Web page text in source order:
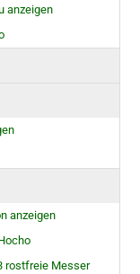
anzeigen
anzeigen
rostfreie Messer